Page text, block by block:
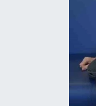
Gayrimenkul